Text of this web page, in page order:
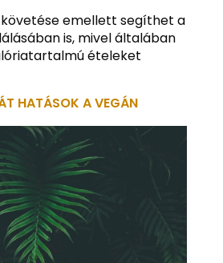
emellett segíthet a
is, mivel általában
ételeket
HATÁSOK A VEGÁN